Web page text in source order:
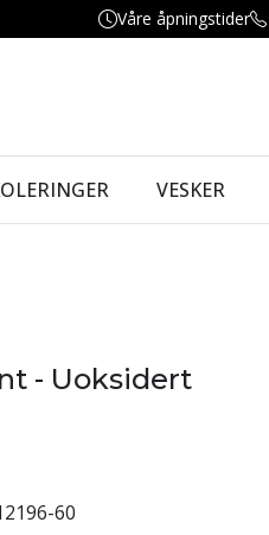
Våre åpningstider
VESKER
- Uoksidert
60